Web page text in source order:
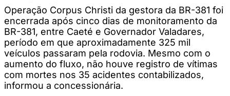
Operação Corpus Christi da gestora da BR-381 foi
encerrada após cinco dias de monitoramento da
BR-381, entre Caeté e Governador Valadares,
período em que aproximadamente 325 mil
veículos passaram pela rodovia. Mesmo com o
aumento do fluxo, não houve registro de vítimas
com mortes nos 35 acidentes contabilizados,
informou a concessionária.